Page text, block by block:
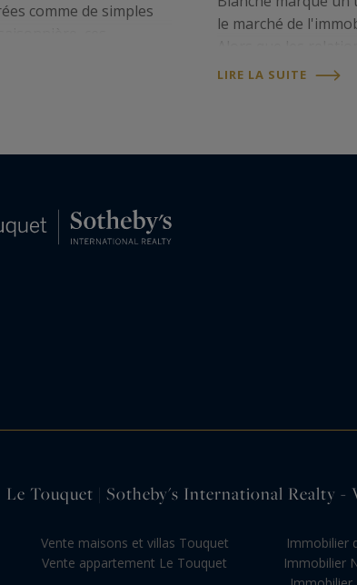
comme de simples
aujourd'hui à des
le marché de
les deux pays
LIRE LA SUITE
Le Touquet | Sotheby's International Realty
Vente maisons et villas Touquet
Vente appartement Le Touquet
Immobilier
Immobilier